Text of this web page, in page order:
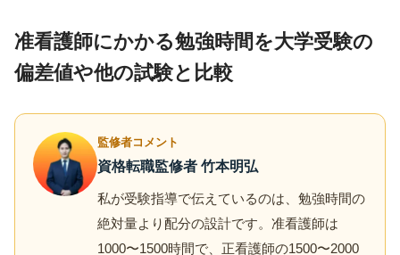
准看護師にかかる勉強時間を大学受験の
偏差値や他の試験と比較
監修者コメント
資格転職監修者 竹本明弘
私が受験指導で伝えているのは、勉強時間の
絶対量より配分の設計です。准看護師は
1000〜1500時間で、正看護師の1500〜2000